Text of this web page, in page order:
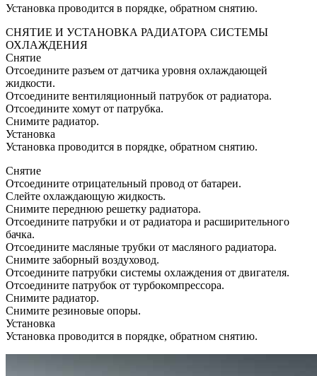
Установка проводится в порядке, обратном снятию.
СНЯТИЕ И УСТАНОВКА РАДИАТОРА СИСТЕМЫ
ОХЛАЖДЕНИЯ
Снятие
Отсоедините разъем от датчика уровня охлаждающей
жидкости.
Отсоедините вентиляционный патрубок от радиатора.
Отсоедините хомут от патрубка.
Снимите радиатор.
Установка
Установка проводится в порядке, обратном снятию.
Снятие
Отсоедините отрицательный провод от батареи.
Слейте охлаждающую жидкость.
Снимите переднюю решетку радиатора.
Отсоедините патрубки и от радиатора и расширительного
бачка.
Отсоедините масляные трубки от масляного радиатора.
Снимите заборный воздуховод.
Отсоедините патрубки системы охлаждения от двигателя.
Отсоедините патрубок от турбокомпрессора.
Снимите радиатор.
Снимите резиновые опоры.
Установка
Установка проводится в порядке, обратном снятию.